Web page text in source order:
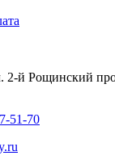
2-й Рощинский
51-70